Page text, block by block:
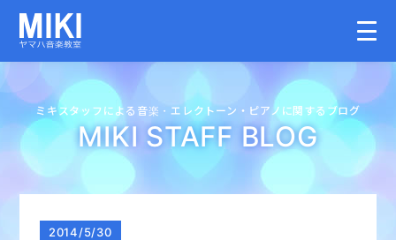
HOME
ミキスタッフによる音楽・エレクトーン・ ピアノに関するブログ
MIKI STAFF BLOG
2014/5/30